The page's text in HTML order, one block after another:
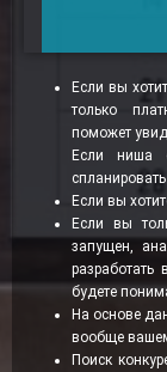
Если вы
только
поможет
Если ниша
Если вы
Если вы
запущен,
будете
На основе
вообще
Поиск